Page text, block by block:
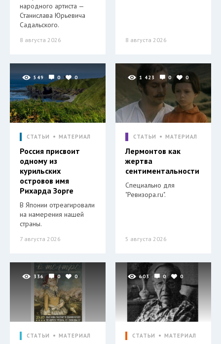
народного артиста —
Станислава Юрьевича
Садальского.
8 августа 2026 8 августа 2026
549 0 0
СТАТЬИ МАТЕРИАЛ
Россия присвоит
одному из
курильских
островов имя
Рихарда Зорге
В Японии отреагировали
на намерения нашей
страны.
7 августа 2026
1 423 0 0
СТАТЬИ МАТЕРИАЛ
Лермонтов как
жертва
сентиментальности
Специально для
"Ревизора.ru".
5 августа 2026
336 0 0
СТАТЬИ МАТЕРИАЛ
603 0 0
СТАТЬИ МАТЕРИАЛ